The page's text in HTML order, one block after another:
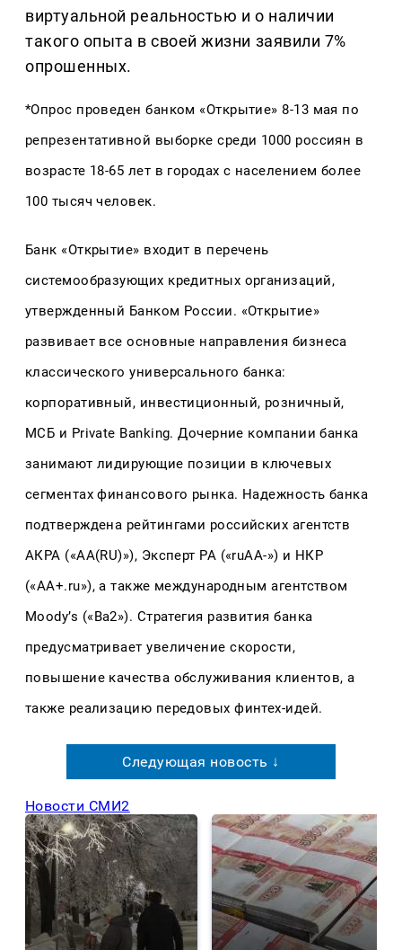
виртуальной реальностью и о наличии
такого опыта в своей жизни заявили 7%
опрошенных.
*Опрос проведен банком «Открытие» 8-13 мая по
репрезентативной выборке среди 1000 россиян в
возрасте 18-65 лет в городах с населением более
100 тысяч человек.
Банк «Открытие» входит в перечень
системообразующих кредитных организаций,
утвержденный Банком России. «Открытие»
развивает все основные направления бизнеса
классического универсального банка:
корпоративный, инвестиционный, розничный,
МСБ и Private Banking. Дочерние компании банка
занимают лидирующие позиции в ключевых
сегментах финансового рынка. Надежность банка
подтверждена рейтингами российских агентств
АКРА («АА(RU)»), Эксперт РА («ruAA-») и НКР
(«АA+.ru»), а также международным агентством
Moody’s («Ba2»). Стратегия развития банка
предусматривает увеличение скорости,
повышение качества обслуживания клиентов, а
также реализацию передовых финтех-идей.
Следующая новость ↓
Новости СМИ2